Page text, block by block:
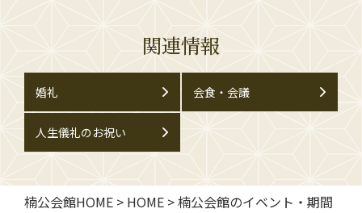
関連情報
婚礼 会食・会議
人生儀礼のお祝い
楠公会館HOME > HOME >楠公会館のイベント・期間